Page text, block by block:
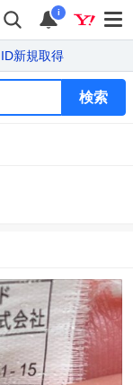
i
ID新規取得
検索